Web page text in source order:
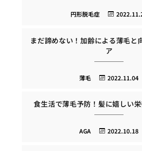
円形脱毛症
まだ諦めない！加齢による薄毛と
ア
2022.11.04
薄毛
食生活で薄毛予防！髪に嬉しい
2022.10.18
AGA